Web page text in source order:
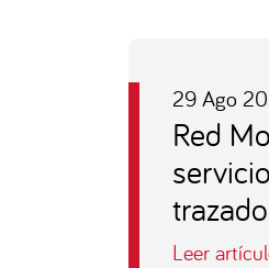
29 Ago
Red
Leer